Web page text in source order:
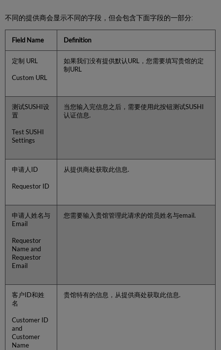
不同的提供商会显示不同的字段，但会包含下面字段的一部分:
Field Name Definition
定制 URL
Custom URL
如果我们没有提供默认URL，您需要填写贵馆的定
制URL
测试SUSHI设
置
Test SUSHI
Settings
当您输入完信息之后，需要使用此按钮测试SUSHI
认证信息.
申请人ID
Requestor ID
从提供商处获取此信息.
申请人姓名与
Email
Requestor
Name and
Requestor
Email
您需要输入贵馆管理此请求的馆员姓名与email.
客户ID和姓
名
Customer ID
and
Customer
Name
贵馆特有的信息，从提供商处获取此信息.